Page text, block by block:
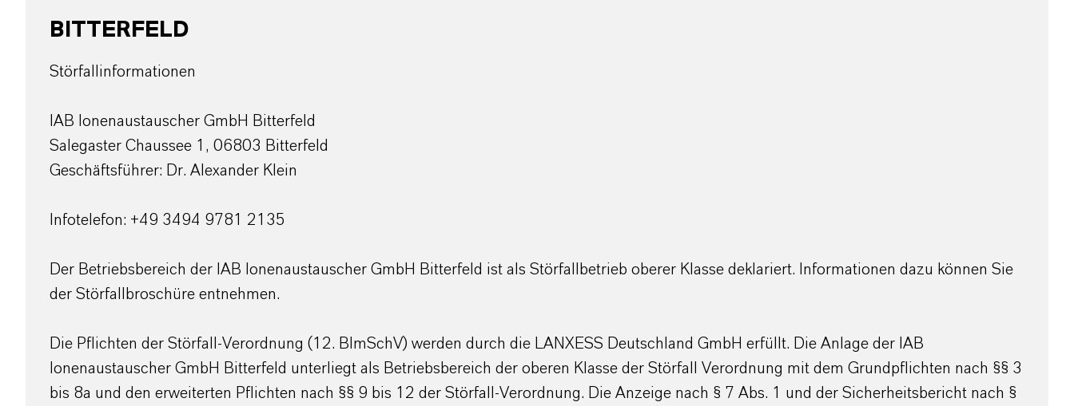
BITTERFELD
Störfallinformationen
IAB Ionenaustauscher GmbH Bitterfeld
Salegaster Chaussee 1, 06803 Bitterfeld
Geschäftsführer: Dr. Alexander Klein
Infotelefon: +49 3494 9781 2135
Der Betriebsbereich der IAB Ionenaustauscher GmbH Bitterfeld ist als Störfallbetrieb oberer Klasse deklariert. Informationen dazu können Sie
der Störfallbroschüre entnehmen.
Die Pflichten der Störfall-Verordnung (12. BImSchV) werden durch die LANXESS Deutschland GmbH erfüllt. Die Anlage der IAB
Ionenaustauscher GmbH Bitterfeld unterliegt als Betriebsbereich der oberen Klasse der Störfall Verordnung mit dem Grundpflichten nach §§ 3
bis 8a und den erweiterten Pflichten nach §§ 9 bis 12 der Störfall-Verordnung. Die Anzeige nach § 7 Abs. 1 und der Sicherheitsbericht nach §